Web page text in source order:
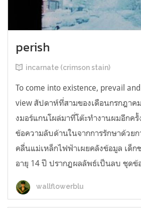
perish
incarnate (crimson stain)
To come into existence, prevail
view สัปดาห์ที่สามของเดือนกรกฎาค
งมอร์แกนโผล่มาที่โต๊ะทำงานผมอีกครั้
ข้อความลับด้านในจากการรักษาด้วยก
คลื่นแม่เหล็กไฟฟ้าเผยคลังข้อมูล เด็
อายุ 14 ปี ปรากฏผลลัพธ์เป็นลบ ชุดข้
wallflowerblu